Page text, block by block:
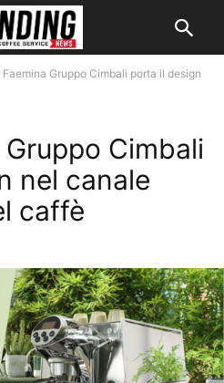
Faemina Gruppo Cimbali porta il design
Cimbali
nel canale
caffè